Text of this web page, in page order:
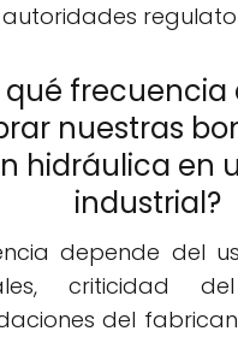
qué frecuencia
nuestras
hidráulica en
industrial?
depende del
criticidad
del